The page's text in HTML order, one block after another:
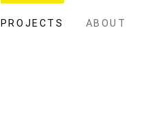
PROJECTS ABOUT